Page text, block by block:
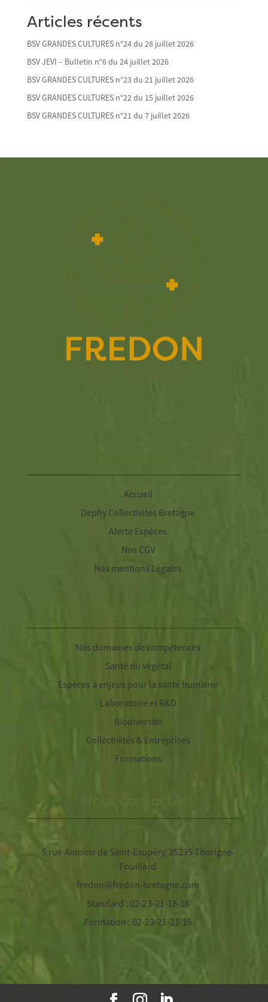
Articles récents
BSV GRANDES CULTURES n°24 du 28 juillet 2026
BSV JEVI – Bulletin n°6 du 24 juillet 2026
BSV GRANDES CULTURES n°23 du 21 juillet 2026
BSV GRANDES CULTURES n°22 du 15 juillet 2026
BSV GRANDES CULTURES n°21 du 7 juillet 2026
Accueil
Dephy Collectivités Bretagne
Alerte Espèces
Nos CGV
Nos mentions Légales
Nos domaines de compétences
Santé du végétal
Espèces à enjeux pour la santé humaine
Laboratoire et R&D
Biodiversité
Collectivités & Entreprises
Formations
5 rue Antoine de Saint-Exupéry, 35235 Thorigné-
Fouillard
fredon@fredon-bretagne.com
Standard : 02-23-21-18-18
Formation : 02-23-21-21-16